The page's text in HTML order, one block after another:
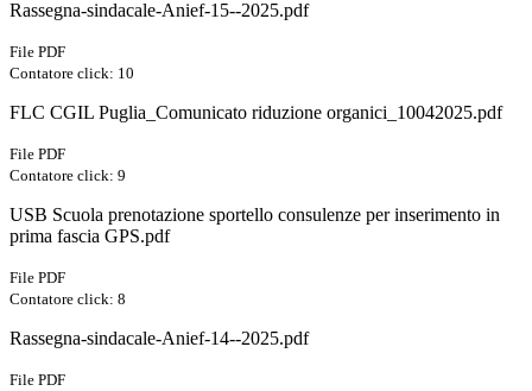
Rassegna-sindacale-Anief-15--2025.pdf
File PDF
Contatore click: 10
FLC CGIL Puglia_Comunicato riduzione organici_10042025.pdf
File PDF
Contatore click: 9
USB Scuola prenotazione sportello consulenze per inserimento in
prima fascia GPS.pdf
File PDF
Contatore click: 8
Rassegna-sindacale-Anief-14--2025.pdf
File PDF